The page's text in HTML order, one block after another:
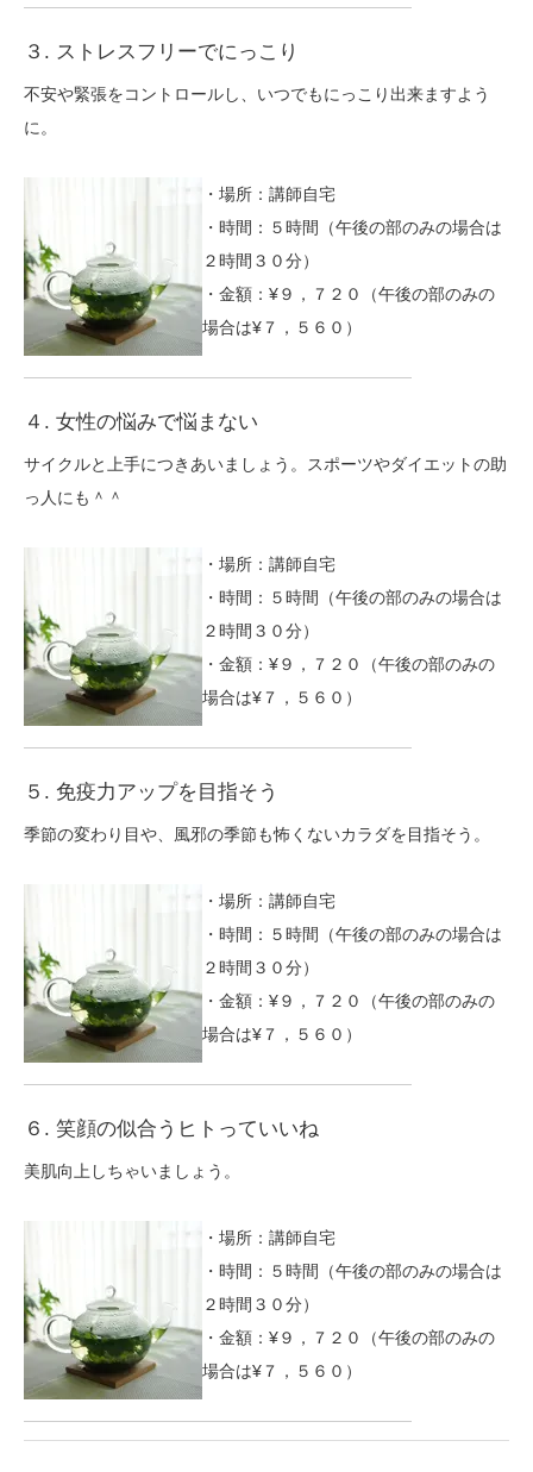
３. ストレスフリーでにっこり
不安や緊張をコントロールし、いつでもにっこり出来ますよう
に。
・場所：講師自宅
・時間：５時間（午後の部のみの場合は
２時間３０分）
・金額：¥９，７２０（午後の部のみの
場合は¥７，５６０）
４. 女性の悩みで悩まない
サイクルと上手につきあいましょう。スポーツやダイエットの助
っ人にも＾＾
・場所：講師自宅
・時間：５時間（午後の部のみの場合は
２時間３０分）
・金額：¥９，７２０（午後の部のみの
場合は¥７，５６０）
５. 免疫力アップを目指そう
季節の変わり目や、風邪の季節も怖くないカラダを目指そう。
・場所：講師自宅
・時間：５時間（午後の部のみの場合は
２時間３０分）
・金額：¥９，７２０（午後の部のみの
場合は¥７，５６０）
６. 笑顔の似合うヒトっていいね
美肌向上しちゃいましょう。
・場所：講師自宅
・時間：５時間（午後の部のみの場合は
２時間３０分）
・金額：¥９，７２０（午後の部のみの
場合は¥７，５６０）